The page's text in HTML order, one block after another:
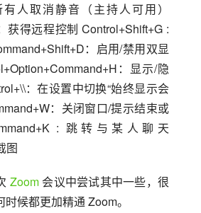
人取消静音（主持人可用）
获得远程控制 Control+Shift+G :
：启用/禁用双显
：显示/隐
：在设置中切换“始终显示会
：关闭窗口/提示结束或
: 跳转与某人聊天
图
Zoom 会议中尝试其中一些，很
候都更加精通 Zoom。